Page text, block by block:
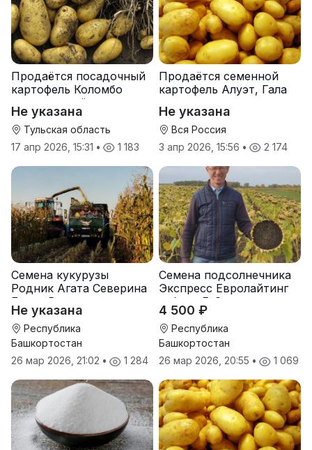
Продаётся посадочный
картофель Коломбо
оптом от трёх тонн
Не указана
Тульская область
17 апр 2026, 15:31 • 1 183
Продаётся семенной
картофель Алуэт, Гала
Не указана
Вся Россия
3 апр 2026, 15:56 • 2 174
Семена кукурузы
Родник Агата Северина
Берта Вилора
Прохладненский Дарина
Росс Машук Катерина
Не указана
Республика
Башкортостан
26 мар 2026, 21:02 • 1 284
Семена подсолнечника
Экспресс Евролайтинг
гибрид F-G+
4 500 ₽
Республика
Башкортостан
26 мар 2026, 20:55 • 1 069